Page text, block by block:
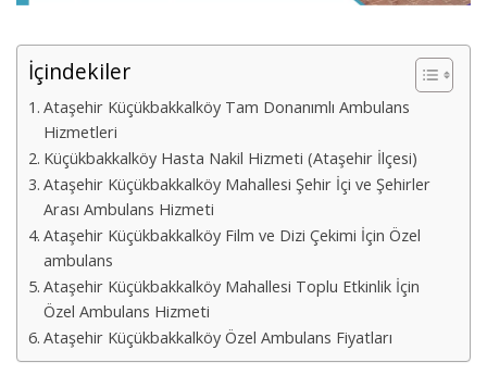
İçindekiler
Ataşehir Küçükbakkalköy Tam Donanımlı Ambulans
Hizmetleri
Küçükbakkalköy Hasta Nakil Hizmeti (Ataşehir İlçesi)
Ataşehir Küçükbakkalköy Mahallesi Şehir İçi ve Şehirler
Arası Ambulans Hizmeti
Ataşehir Küçükbakkalköy Film ve Dizi Çekimi İçin Özel
ambulans
Ataşehir Küçükbakkalköy Mahallesi Toplu Etkinlik İçin
Özel Ambulans Hizmeti
Ataşehir Küçükbakkalköy Özel Ambulans Fiyatları